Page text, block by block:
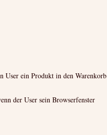
User ein Produkt in den Warenkorb
der User sein Browserfenster